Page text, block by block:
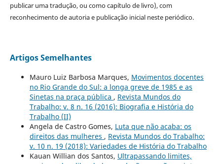
publicar uma tradução, ou como capítulo de livro), com
reconhecimento de autoria e publicação inicial neste periódico.
Artigos Semelhantes
Mauro Luiz Barbosa Marques, Movimentos docentes
no Rio Grande do Sul: a longa greve de 1985 e as
Sinetas na praça pública , Revista Mundos do
Trabalho: v. 8 n. 16 (2016): Biografia e História do
Trabalho (II)
Angela de Castro Gomes, Luta que não acaba: os
direitos das mulheres , Revista Mundos do Trabalho:
v. 10 n. 19 (2018): Variedades de História do Trabalho
Kauan Willian dos Santos, Ultrapassando limites,